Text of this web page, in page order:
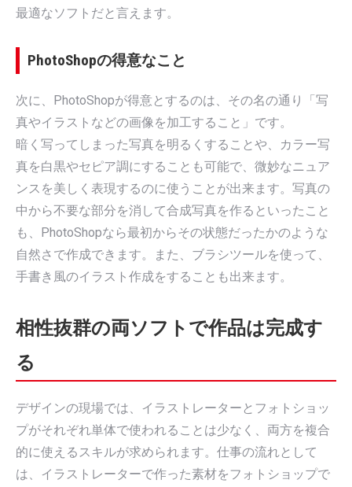
最適なソフトだと言えます。
PhotoShopの得意なこと
次に、PhotoShopが得意とするのは、その名の通り「写
真やイラストなどの画像を加工すること」です。
暗く写ってしまった写真を明るくすることや、カラー写
真を白黒やセピア調にすることも可能で、微妙なニュア
ンスを美しく表現するのに使うことが出来ます。写真の
中から不要な部分を消して合成写真を作るといったこと
も、PhotoShopなら最初からその状態だったかのような
自然さで作成できます。また、ブラシツールを使って、
手書き風のイラスト作成をすることも出来ます。
相性抜群の両ソフトで作品は完成す
る
デザインの現場では、イラストレーターとフォトショッ
プがそれぞれ単体で使われることは少なく、両方を複合
的に使えるスキルが求められます。仕事の流れとして
は、イラストレーターで作った素材をフォトショップで